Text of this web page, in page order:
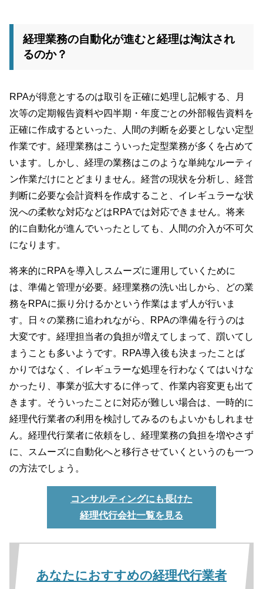
経理業務の自動化が進むと経理は淘汰され
るのか？
RPAが得意とするのは取引を正確に処理し記帳する、月
次等の定期報告資料や四半期・年度ごとの外部報告資料を
正確に作成するといった、人間の判断を必要としない定型
作業です。経理業務はこういった定型業務が多くを占めて
います。しかし、経理の業務はこのような単純なルーティ
ン作業だけにとどまりません。経営の現状を分析し、経営
判断に必要な会計資料を作成すること、イレギュラーな状
況への柔軟な対応などはRPAでは対応できません。将来
的に自動化が進んでいったとしても、人間の介入が不可欠
になります。
将来的にRPAを導入しスムーズに運用していくために
は、準備と管理が必要。経理業務の洗い出しから、どの業
務をRPAに振り分けるかという作業はまず人が行いま
す。日々の業務に追われながら、RPAの準備を行うのは
大変です。経理担当者の負担が増えてしまって、躓いてし
まうことも多いようです。RPA導入後も決まったことば
かりではなく、イレギュラーな処理を行わなくてはいけな
かったり、事業が拡大するに伴って、作業内容変更も出て
きます。そういったことに対応が難しい場合は、一時的に
経理代行業者の利用を検討してみるのもよいかもしれませ
ん。経理代行業者に依頼をし、経理業務の負担を増やさず
に、スムーズに自動化へと移行させていくというのも一つ
の方法でしょう。
コンサルティングにも長けた
経理代行会社一覧を見る
あなたにおすすめの経理代行業者